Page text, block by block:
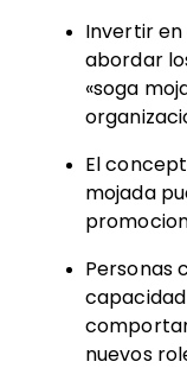
Invertir en
abordar
«soga
El
mojada
Personas
nuevos